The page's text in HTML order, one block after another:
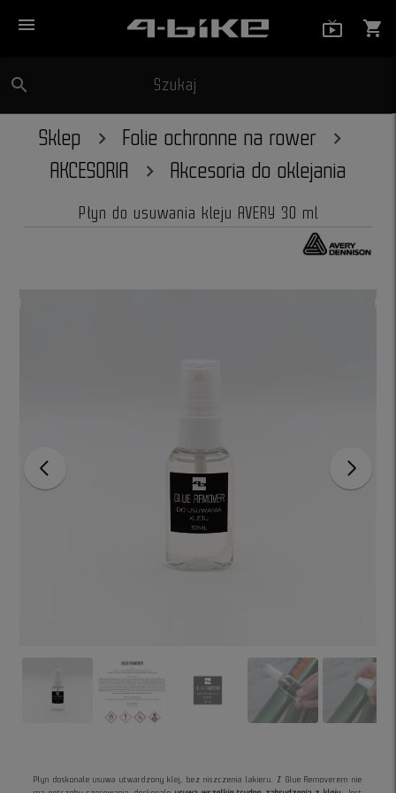
menu shopping_cart
search Szukaj
Sklep
Folie ochronne na rower
AKCESORIA
Akcesoria do oklejania
Płyn do usuwania kleju AVERY 30 ml
Płyn doskonale usuwa utwardzony klej, bez niszczenia lakieru. Z Glue Removerem nie